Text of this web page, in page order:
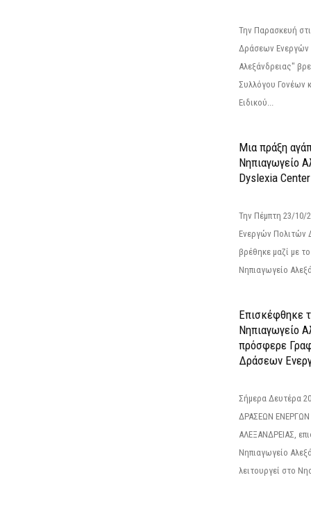
Την Παρασκευή
Δράσεων Ενεργών
Αλεξάνδρειας"
Συλλόγου Γονέων
Ειδικού...
Μια πράξη
Νηπιαγωγείο
Dyslexia
Την Πέμπτη 23/
Ενεργών Πολιτών
βρέθηκε μαζί με
Νηπιαγωγείο
Επισκέφθηκε
Νηπιαγωγείο
πρόσφερε
Δράσεων
Σήμερα Δευτέρα
ΔΡΑΣΕΩΝ
ΑΛΕΞΑΝΔΡΕΙΑΣ,
Νηπιαγωγείο
λειτουργεί στο